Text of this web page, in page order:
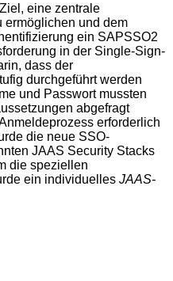
eine zentrale
ermöglichen und dem
ein SAPSSO2
in der Single-Sign-
dass der
durchgeführt werden
und Passwort mussten
abgefragt
erforderlich
die neue SSO-
JAAS Security Stacks
die speziellen
ein individuelles JAAS-